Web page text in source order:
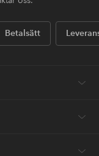
Betalsätt